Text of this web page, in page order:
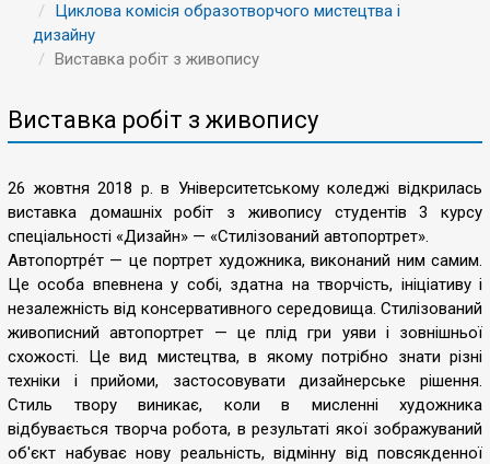
Циклова комісія образотворчого мистецтва і
дизайну
Виставка робіт з живопису
Виставка робіт з живопису
26 жовтня 2018 р. в Університетському коледжі відкрилась
виставка домашніх робіт з живопису студентів 3 курсу
спеціальності «Дизайн» — «Стилізований автопортрет».
Автопортре́т — це портрет художника, виконаний ним самим.
Це особа впевнена у собі, здатна на творчість, ініціативу і
незалежність від консервативного середовища. Стилізований
живописний автопортрет — це плід гри уяви і зовнішньої
схожості. Це вид мистецтва, в якому потрібно знати різні
техніки і прийоми, застосовувати дизайнерське рішення.
Стиль твору виникає, коли в мисленні художника
відбувається творча робота, в результаті якої зображуваний
об'єкт набуває нову реальність, відмінну від повсякденної